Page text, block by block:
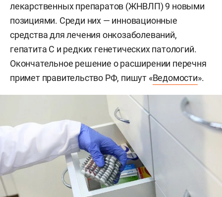
лекарственных препаратов (ЖНВЛП) 9 новыми
позициями. Среди них — инновационные
средства для лечения онкозаболеваний,
гепатита С и редких генетических патологий.
Окончательное решение о расширении перечня
примет правительство РФ, пишут «Ведомости».